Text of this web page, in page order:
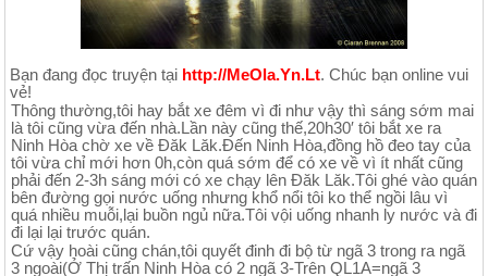
Bạn đang đọc truyện tại http://MeOla.Yn.Lt. Chúc bạn online vui
vẻ!
Thông thường,tôi hay bắt xe đêm vì đi như vậy thì sáng sớm mai
là tôi cũng vừa đến nhà.Lần này cũng thế,20h30′ tôi bắt xe ra
Ninh Hòa chờ xe về Đăk Lăk.Đến Ninh Hòa,đồng hồ đeo tay của
tôi vừa chỉ mới hơn 0h,còn quá sớm để có xe về vì ít nhất cũng
phải đến 2-3h sáng mới có xe chạy lên Đăk Lăk.Tôi ghé vào quán
bên đường gọi nước uống nhưng khổ nổi tôi ko thể ngồi lâu vì
quá nhiều muỗi,lại buồn ngủ nữa.Tôi vội uống nhanh ly nước và đi
đi lại lại trước quán.
Cứ vậy hoài cũng chán,tôi quyết đinh đi bộ từ ngã 3 trong ra ngã
3 ngoài(Ở Thị trấn Ninh Hòa có 2 ngã 3-Trên QL1A=ngã 3